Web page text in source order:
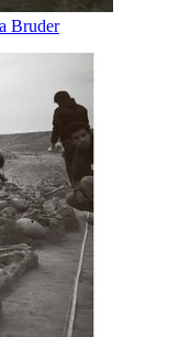
Bruder